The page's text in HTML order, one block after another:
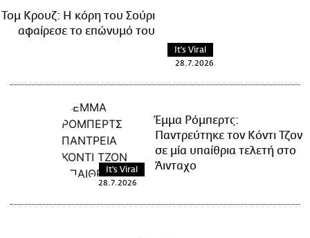
Τομ Κρουζ: Η κόρη του Σούρι
αφαίρεσε το επώνυμό του
It's Viral
28.7.2026
Έμμα Ρόμπερτς:
Παντρεύτηκε τον Κόντι Τζον
σε μία υπαίθρια τελετή στο
Άινταχο
It's Viral
28.7.2026